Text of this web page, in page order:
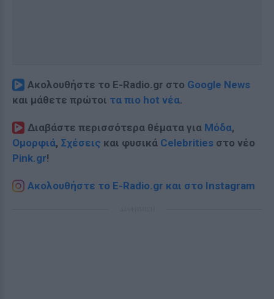
Ακολουθήστε το E-Radio.gr στο Google News
και μάθετε πρώτοι τα πιο hot νέα.
Διαβάστε περισσότερα θέματα για Μόδα,
Ομορφιά, Σχέσεις και φυσικά Celebrities στο νέο
Pink.gr!
Ακολουθήστε το E-Radio.gr και στο Instagram